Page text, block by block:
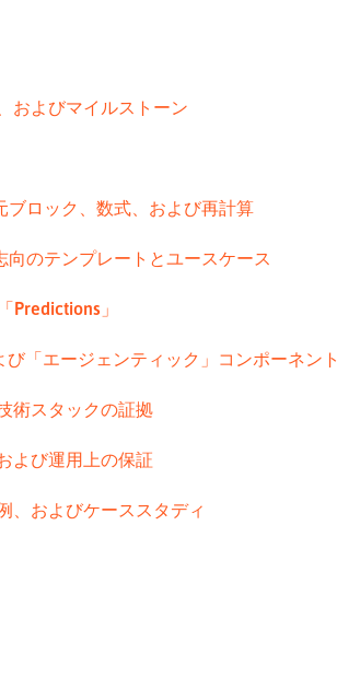
およびマイルストーン
ブロック、数式、および再計算
向のテンプレートとユースケース
Predictions」
「エージェンティック」コンポーネント
術スタックの証拠
よび運用上の保証
、およびケーススタディ